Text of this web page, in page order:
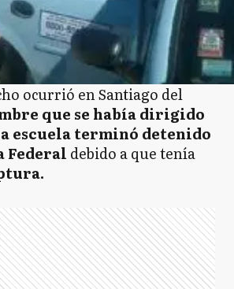
ocurrió en Santiago del
que se había dirigido
escuela terminó detenido
Federal debido a que tenía